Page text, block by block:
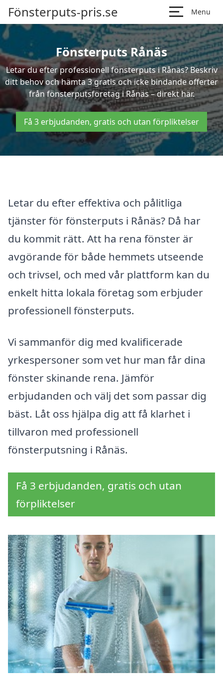
Fönsterputs-pris.se Menu
Fönsterputs Rånäs
Letar du efter professionell fönsterputs i Rånäs? Beskriv
ditt behov och hämta 3 gratis och icke bindande offerter
från fönsterputsföretag i Rånäs – direkt här.
Få 3 erbjudanden, gratis och utan förpliktelser
Letar du efter effektiva och pålitliga
tjänster för fönsterputs i Rånäs? Då har
du kommit rätt. Att ha rena fönster är
avgörande för både hemmets utseende
och trivsel, och med vår plattform kan du
enkelt hitta lokala företag som erbjuder
professionell fönsterputs.
Vi sammanför dig med kvalificerade
yrkespersoner som vet hur man får dina
fönster skinande rena. Jämför
erbjudanden och välj det som passar dig
bäst. Låt oss hjälpa dig att få klarhet i
tillvaron med professionell
fönsterputsning i Rånäs.
Få 3 erbjudanden, gratis och utan
förpliktelser